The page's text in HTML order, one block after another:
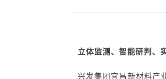
立体监测、智能研判、
兴发集团宜昌新材料产